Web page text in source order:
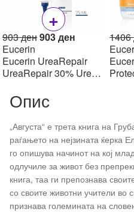
+
903денOriginal
was:
903 ден.
903ден
is:
903 ден.
Eucerin
Eucerin UreaRepair
UreaRepair 30% Urea
30% уреа 75 мл
1406
Опис
„Августа“ е трета книга на
раѓањето на нејзината ќерка
го опишува начинот на кој
одлучиле за живот без
книга, таа ги препознава
со своите животни учители во
признава големината на